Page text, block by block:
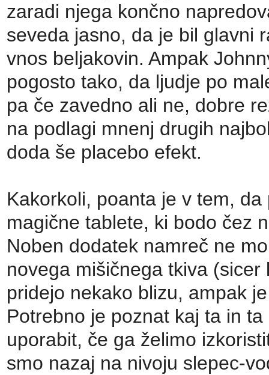
zaradi njega končno
seveda jasno, da je bil glavni
vnos beljakovin. Ampak
pogosto tako, da ljudje po
pa če zavedno ali ne, dobre
na podlagi mnenj drugih
doda še placebo efekt.
Kakorkoli, poanta je v tem,
magične tablete, ki bodo čez
Noben dodatek namreč ne
novega mišičnega tkiva
pridejo nekako blizu, ampak
Potrebno je poznat kaj ta in
uporabit, če ga želimo
smo nazaj na nivoju slepec-